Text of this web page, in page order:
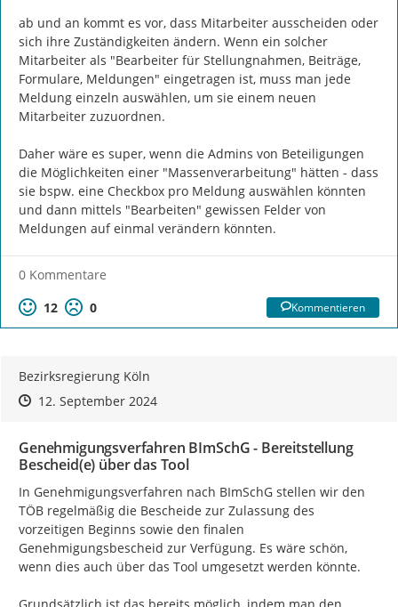
ab und an kommt es vor, dass Mitarbeiter ausscheiden oder
sich ihre Zuständigkeiten ändern. Wenn ein solcher
Mitarbeiter als "Bearbeiter für Stellungnahmen, Beiträge,
Formulare, Meldungen" eingetragen ist, muss man jede
Meldung einzeln auswählen, um sie einem neuen
Mitarbeiter zuzuordnen.
Daher wäre es super, wenn die Admins von Beteiligungen
die Möglichkeiten einer "Massenverarbeitung" hätten - dass
sie bspw. eine Checkbox pro Meldung auswählen könnten
und dann mittels "Bearbeiten" gewissen Felder von
Meldungen auf einmal verändern könnten.
0 Kommentare
12
0 Kommentieren
Bezirksregierung Köln
Zeitpunkt des Erstellens
Zeitpunkt des Erstellens
12. September 2024Zur Äußerung
Genehmigungsverfahren BImSchG - Bereitstellung
Bescheid(e) über das Tool
In Genehmigungsverfahren nach BImSchG stellen wir den
TÖB regelmäßig die Bescheide zur Zulassung des
vorzeitigen Beginns sowie den finalen
Genehmigungsbescheid zur Verfügung. Es wäre schön,
wenn dies auch über das Tool umgesetzt werden könnte.
Grundsätzlich ist das bereits möglich, indem man den